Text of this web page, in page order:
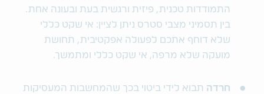
התמודדות טכנית, פיזית ורגשית בעת ובעונה אחת.
בין תסמיני מצבי סטרס ניתן לציין: אי שקט כללי
שלא דוחף אתכם לפעולה אפקטיבית, תחושת
מועקה שלא מרפה, אי שקט כללי ומתמשך.
חרדה תבוא לידי ביטוי בכך שהמחשבות המעסיקות